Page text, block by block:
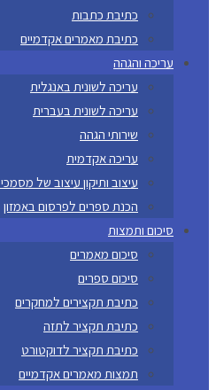
כתיבת כתבות
כתיבת מאמרים אקדמיים
עריכה והגהה
עריכה לשונית באנגלית
עריכה לשונית בעברית
שירותי הגהה
עריכה אקדמית
עיצוב ותיקון עיצוב של מסמכי Word
הכנת ספרים לפרסום באמזון
סיכום ותמצות
סיכום מאמרים
סיכום ספרים
כתיבת תקצירים למחקרים
כתיבת תקציר לתזה
כתיבת תקציר לדוקטורט
תמצות מאמרים אקדמיים